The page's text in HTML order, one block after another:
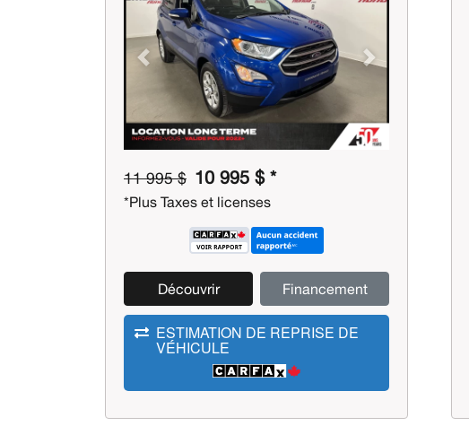
Previous Next
11 995 $ 10 995 $ *
*Plus Taxes et licenses
Découvrir Financement
ESTIMATION DE REPRISE DE
VÉHICULE